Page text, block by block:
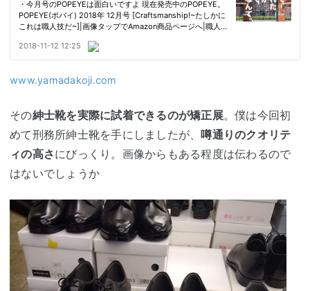
www.yamadakoji.com
その紳士靴を実際に試着できるのが矯正展。僕は今回初
めて刑務所紳士靴を手にしましたが、噂通りのクオリテ
ィの高さにびっくり。画像からもある程度は伝わるので
はないでしょうか